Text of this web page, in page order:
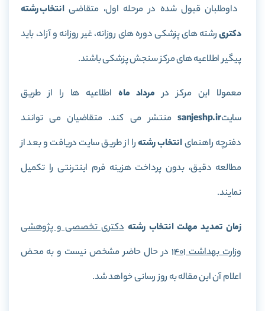
داوطلبان قبول شده در مرحله اول، متقاضیانتخاب رشته
دکتریرشته های پزشکی دوره های روزانه، غیر روزانه و آزاد، باید
پیگیر اطلاعیه های مرکز سنجش پزشکی باشند.
معمولا این مرکز در مرداد ماهاطلاعیه ها را از طریق
سایتsanjeshp.ir منتشر می کند. متقاضیان می توانند
دفترچه راهنمایانتخاب رشتهرا از طریق سایت دریافت و بعد از
مطالعه دقیق، بدون پرداخت هزینه فرم اینترنتی را تکمیل
نمایند.
زمان تمدید مهلت انتخاب رشته دکتری تخصصی و پژوهشی
وزارت بهداشت 1401
در حال حاضر مشخص نیست و به محض
اعلام آن این مقاله به روز رسانی خواهد شد.